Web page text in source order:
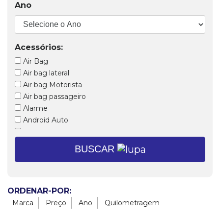
Ano
Acessórios:
Air Bag
Air bag lateral
Air bag Motorista
Air bag passageiro
Alarme
Android Auto
Ar condicionado digital
Bancos dianteiros com aquecimento
Bancos em couro
BUSCAR
ORDENAR-POR:
Marca Preço Ano Quilometragem